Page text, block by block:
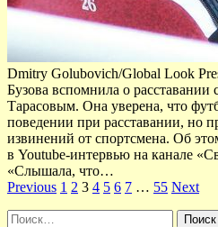
Dmitry Golubovich/Global Look
Бузова вспомнила о
Тарасовым. Она уверена, что
поведении при расставании, но
извинений от спортсмена. Об
в Youtube-интервью на канале
«Слышала, что…
Пагинация
записей
Previous 1 2 3 4 5 6 7 … 55 Next
Найти: